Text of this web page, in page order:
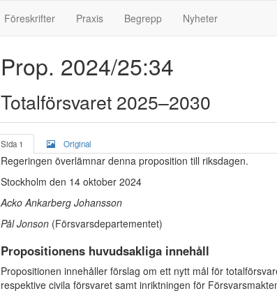
Föreskrifter Praxis Begrepp Nyheter
Prop. 2024/25:34
Totalförsvaret 2025–2030
Sida 1 Original
Regeringen överlämnar denna proposition till riksdagen.
Stockholm den 14 oktober 2024
Acko Ankarberg Johansson
Pål Jonson (Försvarsdepartementet)
Propositionens huvudsakliga innehåll
Propositionen innehåller förslag om ett nytt mål för
respektive civila försvaret samt inriktningen för